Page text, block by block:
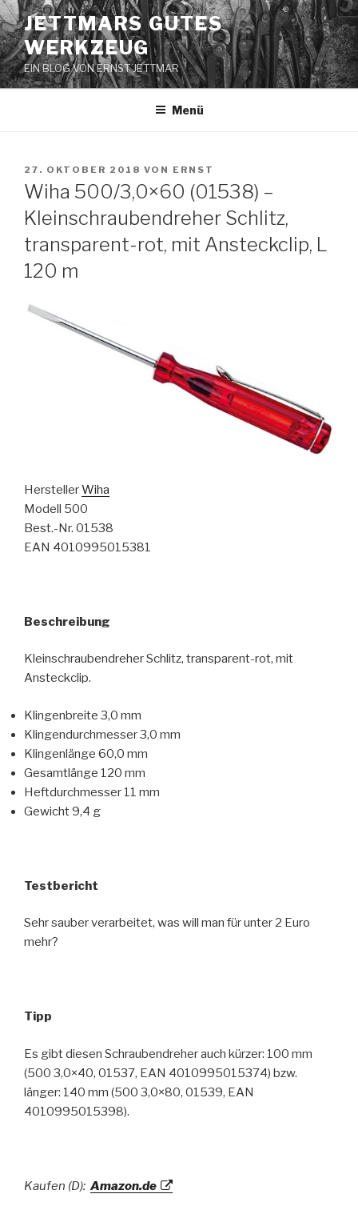
Zum
Inhalt
springen
JETTMARS GUTES
WERKZEUG
EIN BLOG VON ERNST JETTMAR
Menü
VERÖFFENTLICHT
AM
27. OKTOBER 2018 VON ERNST
Wiha 500/3,0×60 (01538) –
Kleinschraubendreher Schlitz,
transparent-rot, mit Ansteckclip, L
120 m
HerstellerWiha
Modell 500
Best.-Nr. 01538
EAN 4010995015381
Beschreibung
Kleinschraubendreher Schlitz, transparent-rot, mit
Ansteckclip.
Klingenbreite 3,0 mm
Klingendurchmesser 3,0 mm
Klingenlänge 60,0 mm
Gesamtlänge 120 mm
Heftdurchmesser 11 mm
Gewicht 9,4 g
Testbericht
Sehr sauber verarbeitet, was will man für unter 2 Euro
mehr?
Tipp
Es gibt diesen Schraubendreher auch kürzer: 100 mm
(500 3,0×40, 01537, EAN 4010995015374) bzw.
länger: 140 mm (500 3,0×80, 01539, EAN
4010995015398).
Kaufen (D): Amazon.de